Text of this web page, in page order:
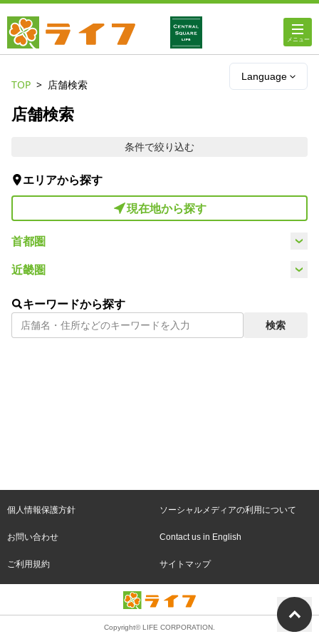
Language
ライフのオンラインストア
ライフネットスーパー
採用情報
TOP 店舗検索
店舗検索
条件で絞り込む
エリアから探す
現在地から探す
首都圏
東京都
近畿圏
大阪市 大阪府
奈良県
キーワードから探す
検索
個人情報保護方針 ソーシャルメディアの利用について
お問い合わせ Contact us in English
ご利用規約 サイトマップ
Copyright© LIFE CORPORATION.